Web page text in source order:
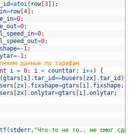
=atoi( row[3 ) ;
=row[4
;
=0;
=0;
=0;
=0;
=-1;
=-1;
данные по тарифам
i = 0; i < counttar; i++)
{
(gtars i .tar_id==busers zx .tar_id ) {
zx . fixshape=gtars i . fixshape;
zx .onlytar=gtars i .onlytar;
( stderr, "Что-то не то.. не смог